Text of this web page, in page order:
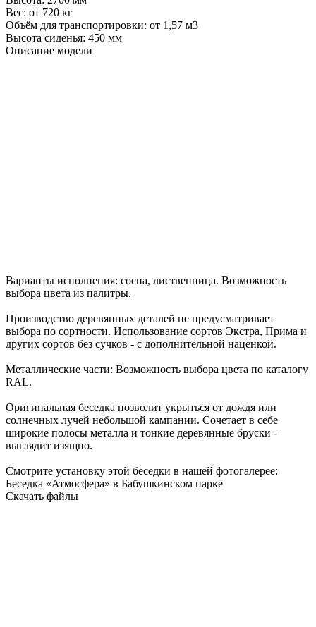
Вес: от 720 кг
Объём для транспортировки: от 1,57 м3
Высота сиденья: 450 мм
Описание модели
Варианты исполнения: сосна, лиственница. Возможность
выбора цвета из палитры.
Производство деревянных деталей не предусматривает
выбора по сортности. Использование сортов Экстра, Прима и
других сортов без сучков - с дополнительной наценкой.
Металлические части: Возможность выбора цвета по каталогу
RAL.
Оригинальная беседка позволит укрыться от дождя или
солнечных лучей небольшой кампании. Сочетает в себе
широкие полосы металла и тонкие деревянные бруски -
выглядит изящно.
Смотрите установку этой беседки в нашей фотогалерее:
Беседка «Атмосфера» в Бабушкинском парке
Скачать файлы